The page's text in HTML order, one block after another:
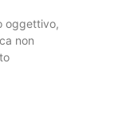
oggettivo,
non